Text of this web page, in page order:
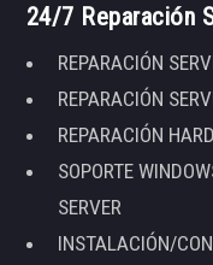
24/7 Reparación
REPARACIÓN
REPARACIÓN
REPARACIÓN
SOPORTE
SERVER
INSTALACIÓN/